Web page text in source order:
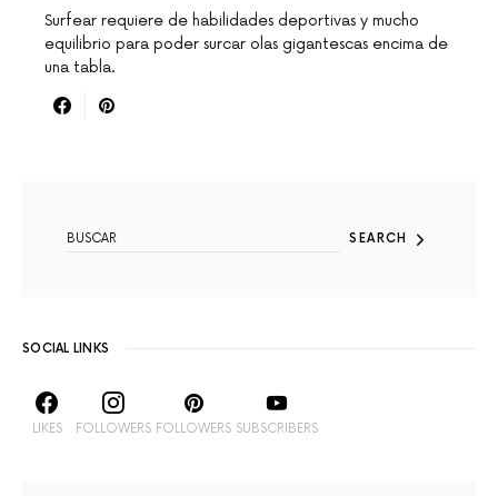
Surfear requiere de habilidades deportivas y mucho
equilibrio para poder surcar olas gigantescas encima de
una tabla.
SEARCH
SOCIAL LINKS
LIKES FOLLOWERS FOLLOWERS SUBSCRIBERS